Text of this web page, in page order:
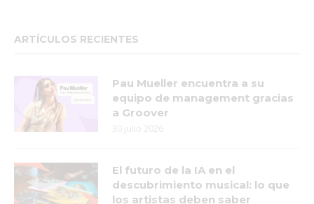
ARTÍCULOS RECIENTES
Pau Mueller encuentra a su
equipo de management gracias
a Groover
30 julio 2026
El futuro de la IA en el
descubrimiento musical: lo que
los artistas deben saber